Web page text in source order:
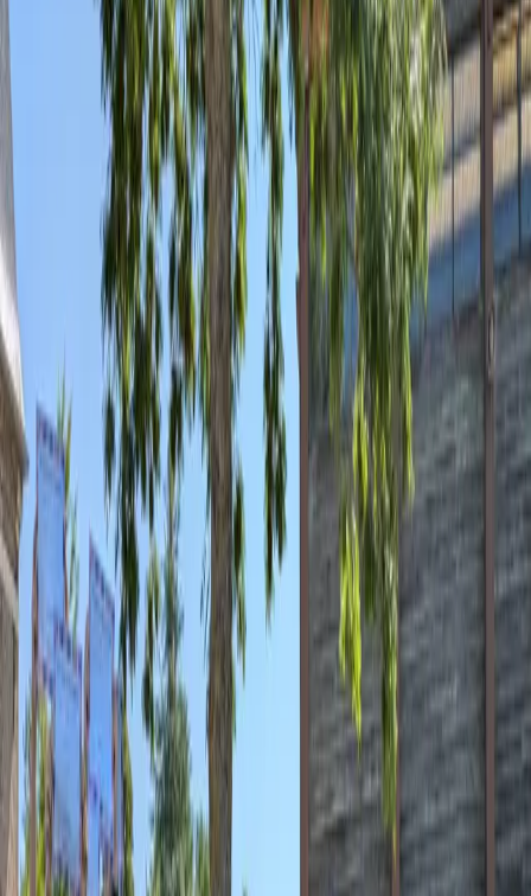
Apprendre l'anglais
Ressources pour la classe
Espace Parents
Présentation
Certificat BEST
Se connecter à mon compte
Learn. Play.Shine.
Concours ou Academy : deux façons de faire aimer
l'anglais, du CM1 à la 1ère professionnelle.
Je suis prof Je suis élève →
plus de 190 000 participants
6 000+ établissements
28 ans au service des écoles
8 pays
réseau européen
🇫🇷France entière· 103 départements représentés
1 822
établissements participants
Édition 2027 · Inscriptions bientôt
Édition 2027 · 28ᵉ